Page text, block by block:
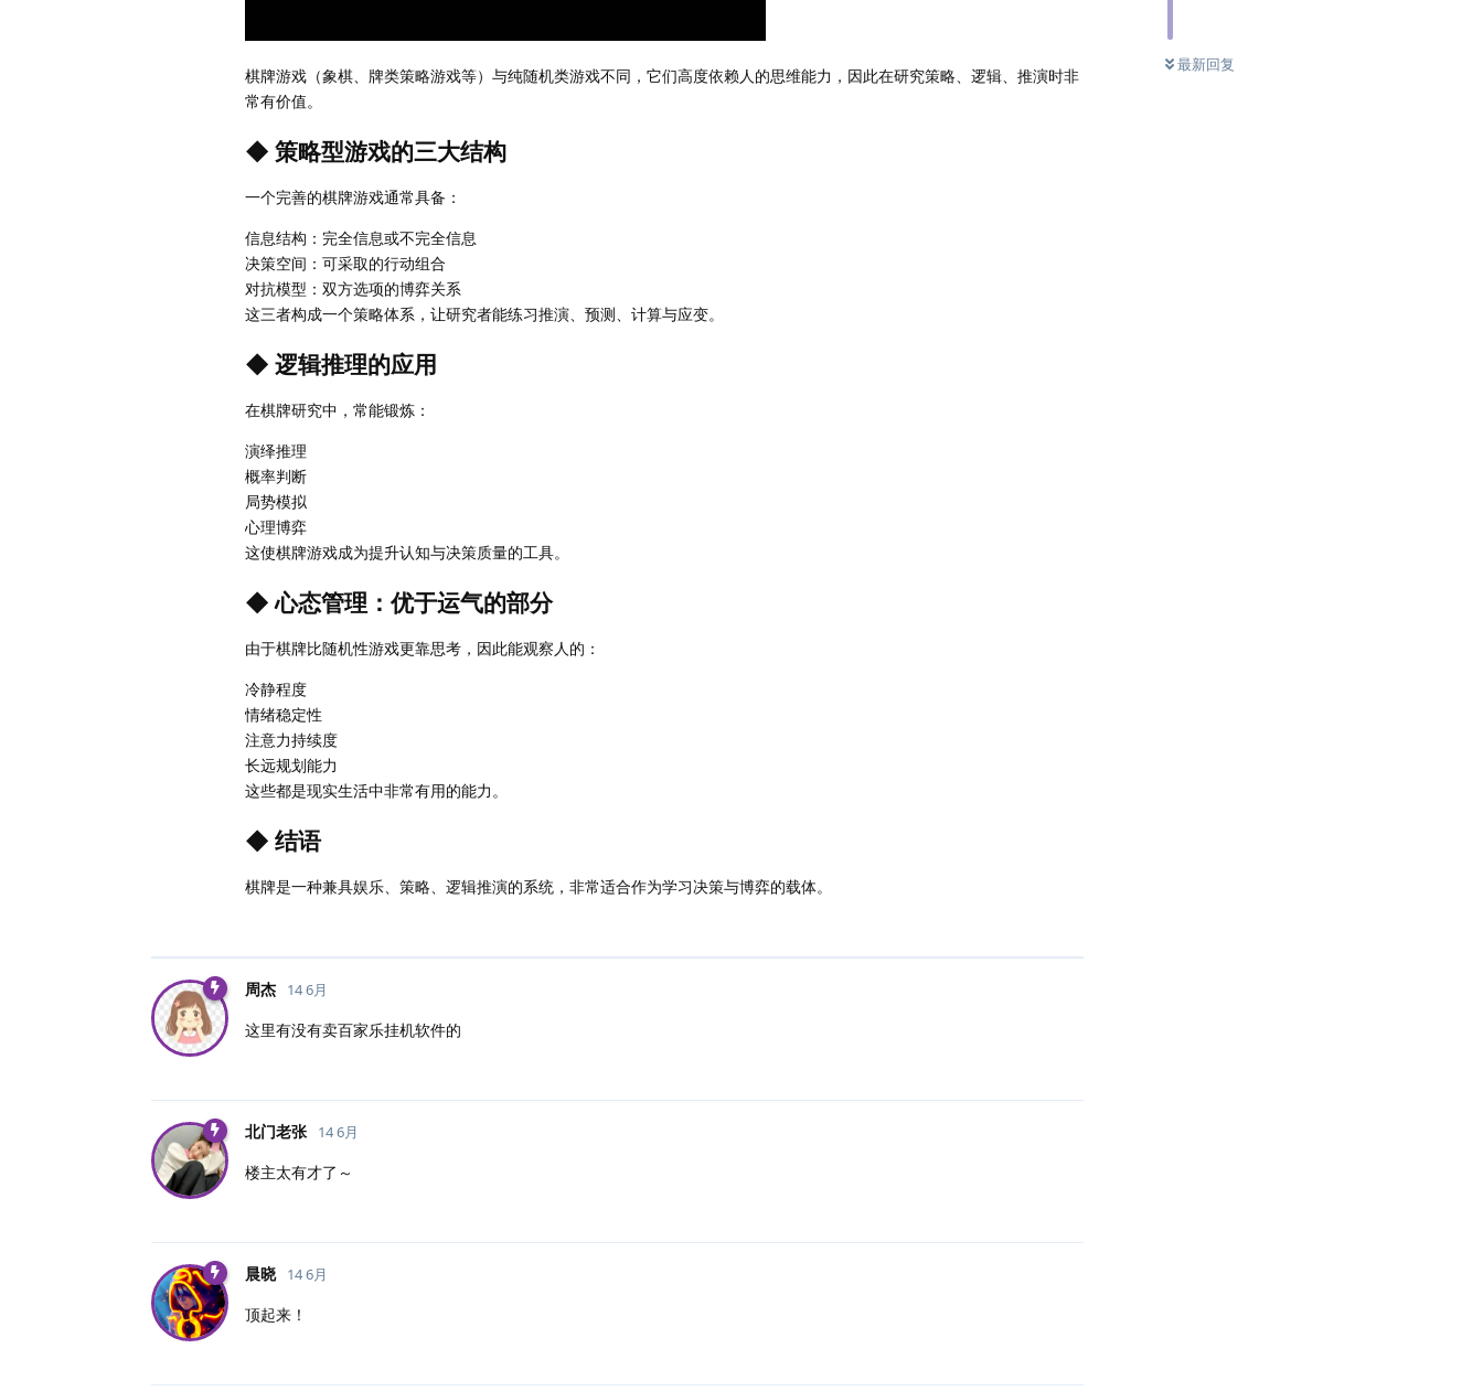
最新回复
棋牌游戏（象棋、牌类策略游戏等）与纯随机类游戏不同，它们高度依赖人的思维能力，因此在研究策略、逻辑、推演时非
常有价值。
◆ 策略型游戏的三大结构
一个完善的棋牌游戏通常具备：
信息结构：完全信息或不完全信息
决策空间：可采取的行动组合
对抗模型：双方选项的博弈关系
这三者构成一个策略体系，让研究者能练习推演、预测、计算与应变。
◆ 逻辑推理的应用
在棋牌研究中，常能锻炼：
演绎推理
概率判断
局势模拟
心理博弈
这使棋牌游戏成为提升认知与决策质量的工具。
◆ 心态管理：优于运气的部分
由于棋牌比随机性游戏更靠思考，因此能观察人的：
冷静程度
情绪稳定性
注意力持续度
长远规划能力
这些都是现实生活中非常有用的能力。
◆ 结语
棋牌是一种兼具娱乐、策略、逻辑推演的系统，非常适合作为学习决策与博弈的载体。
周杰 14 6月
这里有没有卖百家乐挂机软件的
北门老张 14 6月
楼主太有才了～
晨晓 14 6月
顶起来！